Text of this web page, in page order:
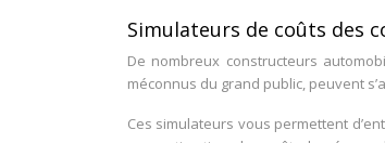
Simulateurs de coûts des
De nombreux constructeurs
méconnus du grand public, peuvent
Ces simulateurs vous permettent